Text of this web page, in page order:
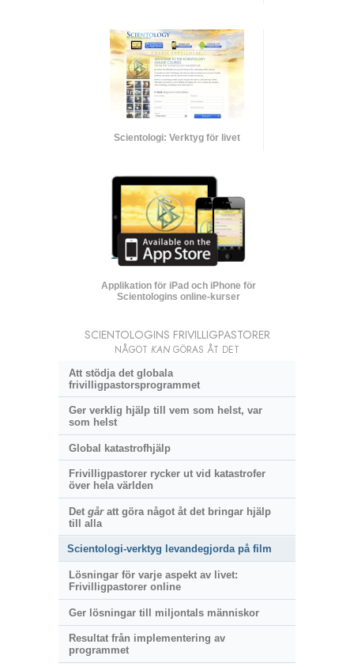
Scientologi: Verktyg för livet
Applikation för iPad och iPhone för
Scientologins online-kurser
SCIENTOLOGINS FRIVILLIGPASTORER
NÅGOT KAN GÖRAS ÅT DET
Att stödja det globala
frivilligpastorsprogrammet
Ger verklig hjälp till vem som helst, var
som helst
Global katastrofhjälp
Frivilligpastorer rycker ut vid katastrofer
över hela världen
Det gåratt göra något åt det bringar hjälp
till alla
Scientologi-verktyg levandegjorda på film
Lösningar för varje aspekt av livet:
Frivilligpastorer online
Ger lösningar till miljontals människor
Resultat från implementering av
programmet